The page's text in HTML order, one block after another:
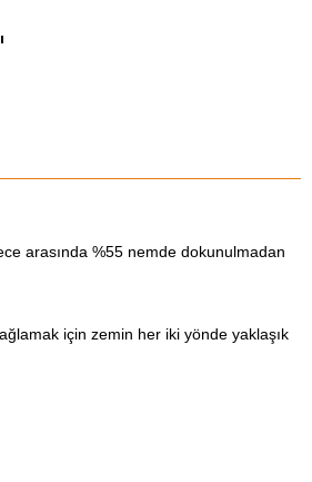
arasında %55 nemde dokunulmadan
için zemin her iki yönde yaklaşık